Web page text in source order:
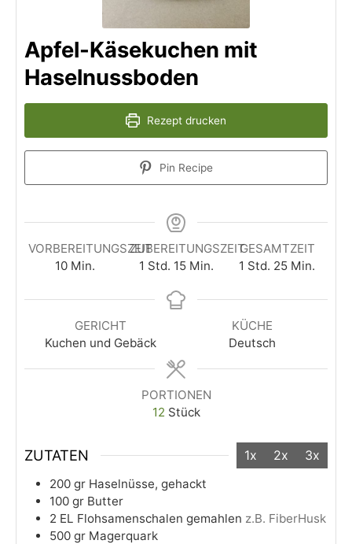
Apfel-Käsekuchen mit
Haselnussboden
Rezept drucken
Pin Recipe
VORBEREITUNGSZEIT
10 Min.
ZUBEREITUNGSZEIT
1 Std. 15 Min.
GESAMTZEIT
1 Std. 25 Min.
GERICHT
Kuchen und Gebäck
KÜCHE
Deutsch
PORTIONEN
12 Stück
ZUTATEN 1x 2x 3x
200 gr Haselnüsse, gehackt
100 gr Butter
2 EL Flohsamenschalen gemahlen z.B. FiberHusk
500 gr Magerquark